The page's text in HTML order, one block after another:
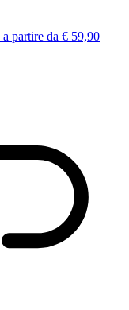
a partire da € 59,90